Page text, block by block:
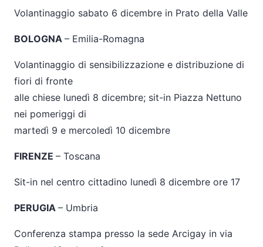
Volantinaggio sabato 6 dicembre in Prato della Valle
BOLOGNA – Emilia-Romagna
Volantinaggio di sensibilizzazione e distribuzione di
fiori di fronte
alle chiese lunedì 8 dicembre; sit-in Piazza Nettuno
nei pomeriggi di
martedì 9 e mercoledì 10 dicembre
FIRENZE – Toscana
Sit-in nel centro cittadino lunedì 8 dicembre ore 17
PERUGIA – Umbria
Conferenza stampa presso la sede Arcigay in via